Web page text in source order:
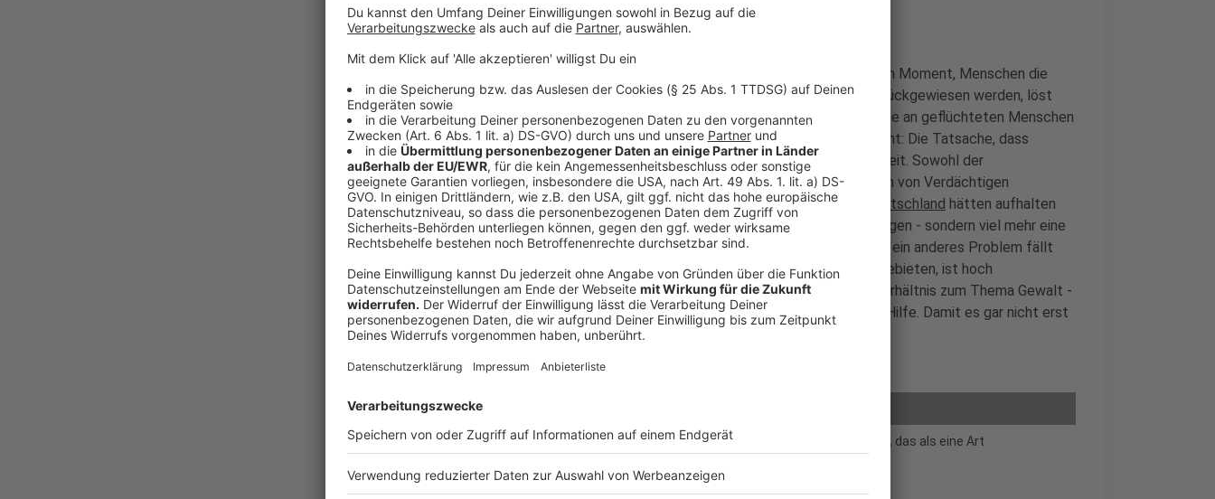
Anzeige
Die gestiegene Zahl der Abschiebungen und die Tatsache, dass im Moment, Menschen die
mutmaßlich kein Anrecht auf Asyl haben, an der Grenze schon zurückgewiesen werden, löst
möglicherweise das Problem, dass viele Kommunen mit der Menge an geflüchteten Menschen
oft nicht gut zurechtkommen. Aber weitere Probleme löst es nicht: Die Tatsache, dass
weniger ins Land kommen, sorgt nicht unbedingt für mehr Sicherheit. Sowohl der
Messerangriff von Aschaffenburg, als auch der in Solingen wurden von Verdächtigen
begangen, die sich schon lautgeltendem Recht nicht mehr in Deutschland hätten aufhalten
dürfen. Eine Verschärfung von Gesetzen würde also nicht viel bringen - sondern viel mehr eine
konsequente Umsetzung von Regeln, die es schon jetzt gibt. Und ein anderes Problem fällt
dabei auf: Eine gewisse Zahl von Flüchtlingen kommt aus Kriegsgebieten, ist hoch
traumatisiert und hat dadurch möglicherweise ein entgrenztes Verhältnis zum Thema Gewalt -
da wäre eine psychosoziale Therapie oder Betreuung eine echte Hilfe. Damit es gar nicht erst
zu Straftaten oder Gewalt kommt
Anzeige
Herbert Reul hat in NRW ein Programm namens "Periskop" eingeführt, das als eine Art